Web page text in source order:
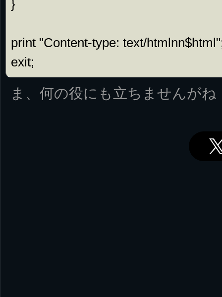
}
print "Content-type: text/
exit;
ま、何の役にも立ちませんがね